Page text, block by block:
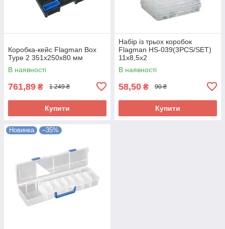
Коробка-кейс Flagman Box
Type 2 351x250x80 мм
В наявності
761,89 ₴ 1 249 ₴
Купити
Набір із трьох коробок
Flagman HS-039(3PCS/SET)
11х8,5х2
В наявності
58,50 ₴ 90 ₴
Купити
Новинка –35%